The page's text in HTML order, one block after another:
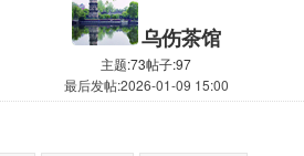
乌伤茶馆
主题:73帖子:97
最后发帖:2026-01-09 15:00